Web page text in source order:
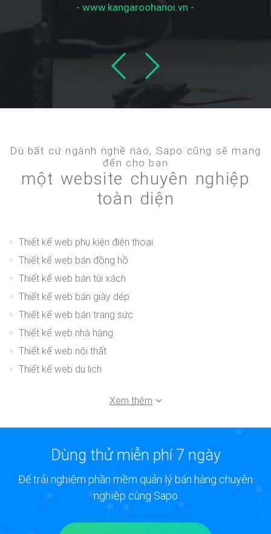
- www.kangaroohanoi.vn -
Dù bất cứ ngành nghề nào, Sapo cũng sẽ mang
đến cho bạn
một website chuyên nghiệp
toàn diện
Thiết kế web phụ kiện điện thoại
Thiết kế web bán đồng hồ
Thiết kế web bán túi xách
Thiết kế web bán giày dép
Thiết kế web bán trang sức
Thiết kế web nhà hàng
Thiết kế web nội thất
Thiết kế web du lịch
Xem thêm
Dùng thử miễn phí 7 ngày
Để trải nghiệm phần mềm quản lý bán hàng chuyên
nghiệp cùng Sapo